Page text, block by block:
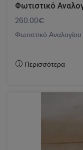
Φωτιστικό
260.00€
Φωτιστικό
Περισσότερα